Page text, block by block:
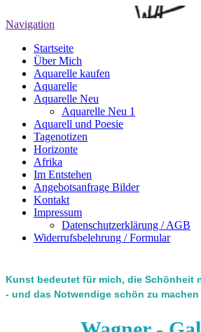
Navigation
Startseite
Über Mich
Aquarelle kaufen
Aquarelle
Aquarelle Neu
Aquarelle Neu 1
Aquarell und Poesie
Tagenotizen
Horizonte
Afrika
Im Entstehen
Angebotsanfrage Bilder
Kontakt
Impressum
Datenschutzerklärung / AGB
Widerrufsbelehrung / Formular
Kunst bedeutet für mich, die Schönheit
- und das Notwendige schön zu machen